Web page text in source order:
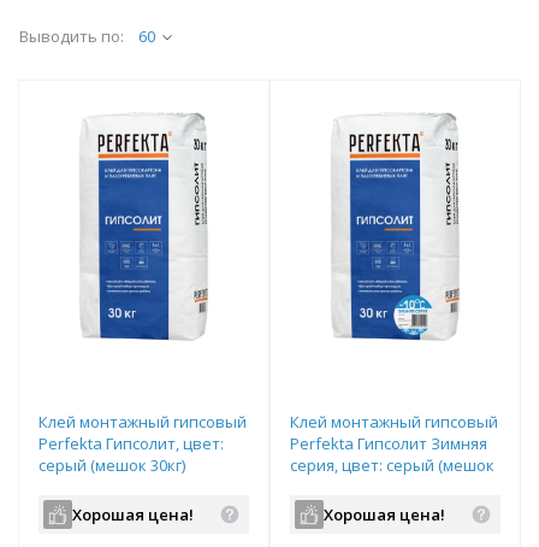
Выводить по: 60
Клей монтажный гипсовый
Perfekta Гипсолит, цвет:
серый (мешок 30кг)
Хорошая цена!
Клей монтажный гипсовый
Perfekta Гипсолит Зимняя
серия, цвет: серый (мешок
Хорошая цена!